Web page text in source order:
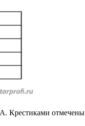
Крестиками отмечены